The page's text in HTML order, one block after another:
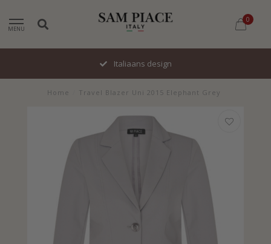
MENU
0
Italiaans design
Home Travel Blazer Uni 2015 Elephant Grey